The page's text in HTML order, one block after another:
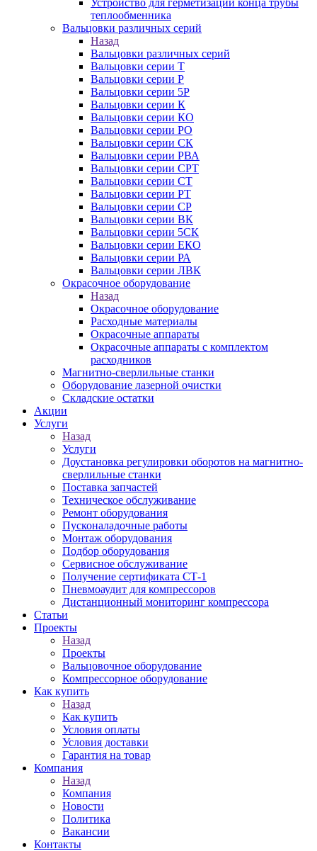
Устройство для герметизации конца трубы
теплообменника
Вальцовки различных серий
Назад
Вальцовки различных серий
Вальцовки серии Т
Вальцовки серии Р
Вальцовки серии 5Р
Вальцовки серии К
Вальцовки серии КО
Вальцовки серии РО
Вальцовки серии СК
Вальцовки серии РВА
Вальцовки серии СРТ
Вальцовки серии СТ
Вальцовки серии РТ
Вальцовки серии СР
Вальцовки серии ВК
Вальцовки серии 5СК
Вальцовки серии ЕКО
Вальцовки серии РА
Вальцовки серии ЛВК
Окрасочное оборудование
Назад
Окрасочное оборудование
Расходные материалы
Окрасочные аппараты
Окрасочные аппараты с комплектом
расходников
Магнитно-сверлильные станки
Оборудование лазерной очистки
Складские остатки
Акции
Услуги
Назад
Услуги
Доустановка регулировки оборотов на магнитно-
сверлильные станки
Поставка запчастей
Техническое обслуживание
Ремонт оборудования
Пусконаладочные работы
Монтаж оборудования
Подбор оборудования
Сервисное обслуживание
Получение сертификата СТ-1
Пневмоаудит для компрессоров
Дистанционный мониторинг компрессора
Статьи
Проекты
Назад
Проекты
Вальцовочное оборудование
Компрессорное оборудование
Как купить
Назад
Как купить
Условия оплаты
Условия доставки
Гарантия на товар
Компания
Назад
Компания
Новости
Политика
Вакансии
Контакты